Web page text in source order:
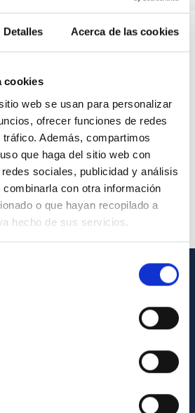
Detalles Acerca de las cookies
cookies
web se usan para personalizar
ofrecer funciones de redes
Además, compartimos
que haga del sitio web con
sociales, publicidad y análisis
con otra información
o que hayan recopilado a
hecho de sus servicios.